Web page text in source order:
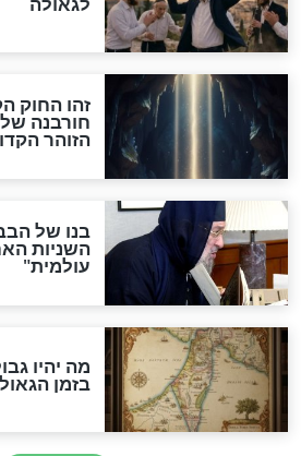
"לפני הגאולה
והכחשה גדולה
האמונה"
האם לאחר בוא
אפשר לחזור
לכל המאמרים